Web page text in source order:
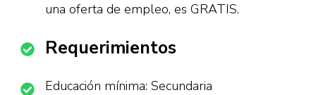
una oferta de empleo, es GRATIS.
Requerimientos
Educación mínima: Secundaria